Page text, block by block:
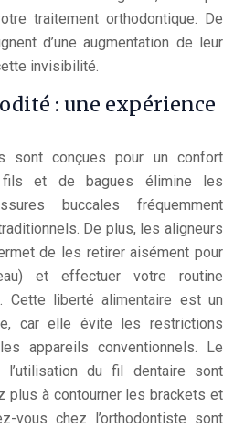
traitement orthodontique. De
d’une augmentation de leur
invisibilité.
: une expérience
sont conçues pour un confort
fils et de bagues élimine les
buccales fréquemment
De plus, les aligneurs
de les retirer aisément pour
et effectuer votre routine
Cette liberté alimentaire est un
car elle évite les restrictions
appareils conventionnels. Le
du fil dentaire sont
plus à contourner les brackets et
vous chez l’orthodontiste sont